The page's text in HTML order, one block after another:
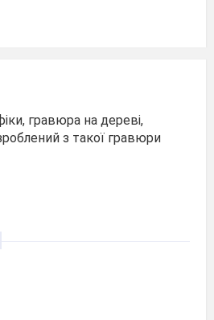
гравюра на дереві,
з такої гравюри